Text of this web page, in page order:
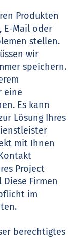
Produkten
E-Mail oder
stellen.
wir
speichern.
eine
Es kann
Lösung Ihres
mit Ihnen
Project
Diese Firmen
im
berechtigtes